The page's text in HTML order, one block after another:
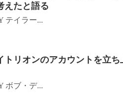
えたと語る
テイラー...
トリオンのアカウントを立ち
ボブ・デ...